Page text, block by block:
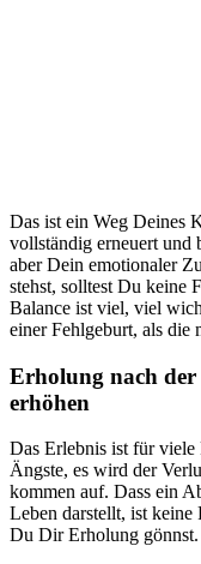
Das ist ein Weg Deines
vollständig erneuert und
aber Dein emotionaler
stehst, solltest Du keine
Balance ist viel, viel
einer Fehlgeburt, als die
Erholung nach
erhöhen
Das Erlebnis ist für viele
Ängste, es wird der
kommen auf. Dass ein
Leben darstellt, ist keine
Du Dir Erholung gönnst.